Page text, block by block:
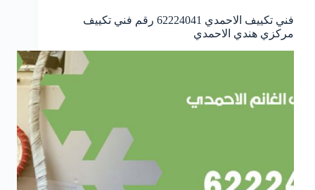
فني تكييف الاحمدي 62224041 رقم فني تكييف
مركزي هندي الاحمدي